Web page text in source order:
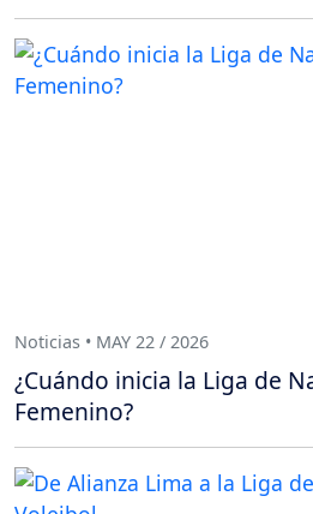
Noticias • MAY 22 / 2026
¿Cuándo inicia la Liga de
Femenino?